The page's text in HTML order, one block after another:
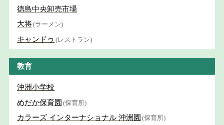
徳島中央卸売市場
大将(ラーメン)
キャンドゥ (レストラン)
教育
沖洲小学校
めだか保育園 (保育所)
カラーズ インターナショナル 沖洲園 (保育所)